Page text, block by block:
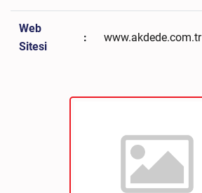
Web
Sitesi
: www.akdede.com.tr